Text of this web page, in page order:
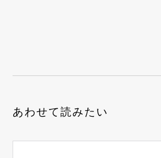
あわせて読みたい